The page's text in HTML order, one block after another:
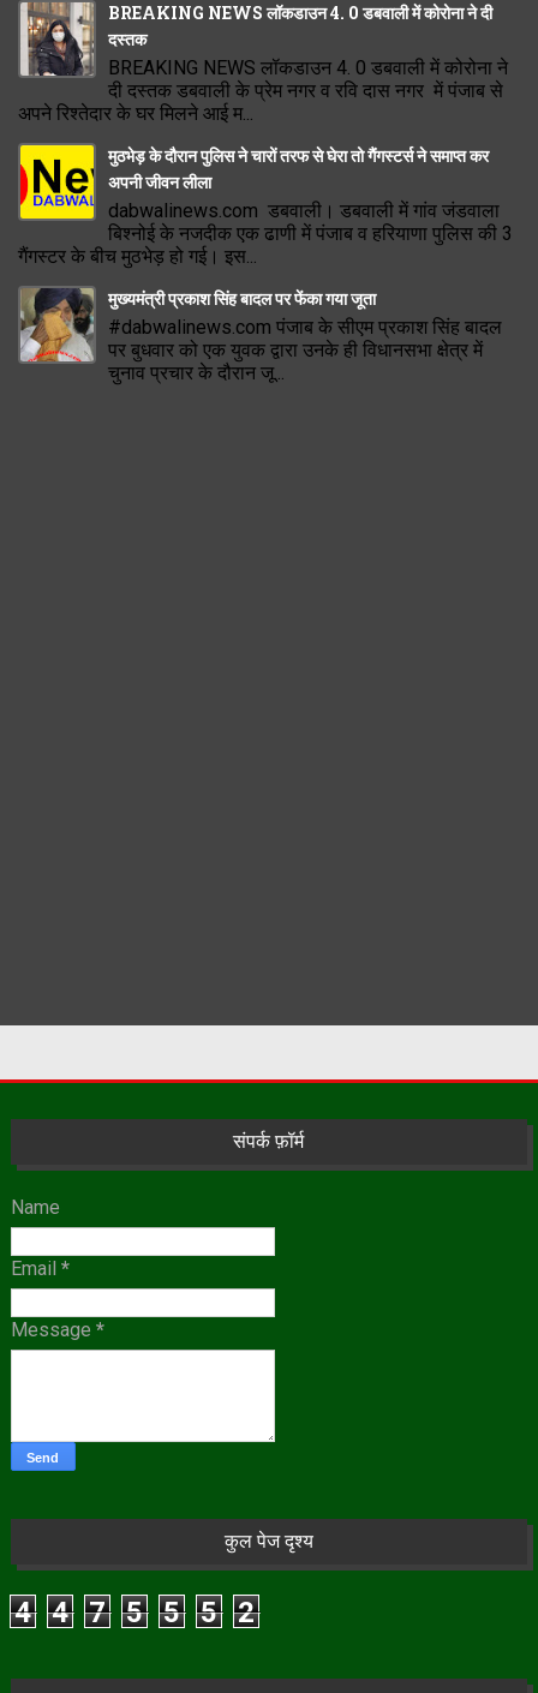
BREAKING NEWS लॉकडाउन 4. 0 डबवाली में कोरोना ने दी
दस्तक
BREAKING NEWS लॉकडाउन 4. 0 डबवाली में कोरोना ने
दी दस्तक डबवाली के प्रेम नगर व रवि दास नगर में पंजाब से
अपने रिश्तेदार के घर मिलने आई म...
मुठभेड़ के दौरान पुलिस ने चारों तरफ से घेरा तो गैंगस्टर्स ने समाप्त कर
अपनी जीवन लीला
dabwalinews.com डबवाली। डबवाली में गांव जंडवाला
बिश्नोई के नजदीक एक ढाणी में पंजाब व हरियाणा पुलिस की 3
गैंगस्टर के बीच मुठभेड़ हो गई। इस...
मुख्यमंत्री प्रकाश सिंह बादल पर फेंका गया जूता
#dabwalinews.com पंजाब के सीएम प्रकाश सिंह बादल
पर बुधवार को एक युवक द्वारा उनके ही विधानसभा क्षेत्र में
चुनाव प्रचार के दौरान जू...
संपर्क फ़ॉर्म
Name
Email *
Message *
कुल पेज दृश्य
4 4 7 5 5 5 2